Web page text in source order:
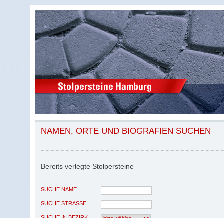
NAMEN, ORTE UND BIOGRAFIEN SUCHEN
Bereits verlegte Stolpersteine
SUCHE NAME
SUCHE STRASSE
SUCHE IN BEZIRK